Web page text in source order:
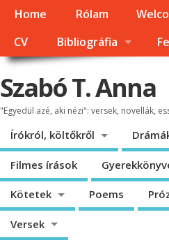
Home Rólam
CV
Bibliográfia
Szabó T. Anna
"Egyedül azé, aki nézi": versek, novellák,
Írókról, költőkről
Filmes írások
Kötetek Poems
Versek